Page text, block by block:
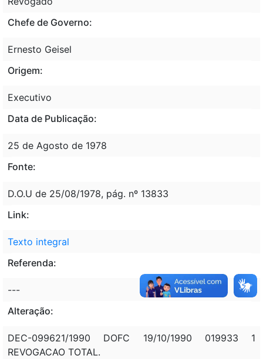
Chefe de Governo:
Ernesto Geisel
Origem:
Executivo
Data de Publicação:
25 de Agosto de 1978
Fonte:
D.O.U de 25/08/1978, pág. nº 13833
Link:
Texto integral
Referenda:
---
Alteração:
DEC-099621/1990 DOFC 19/10/1990 019933 1
REVOGACAO TOTAL.